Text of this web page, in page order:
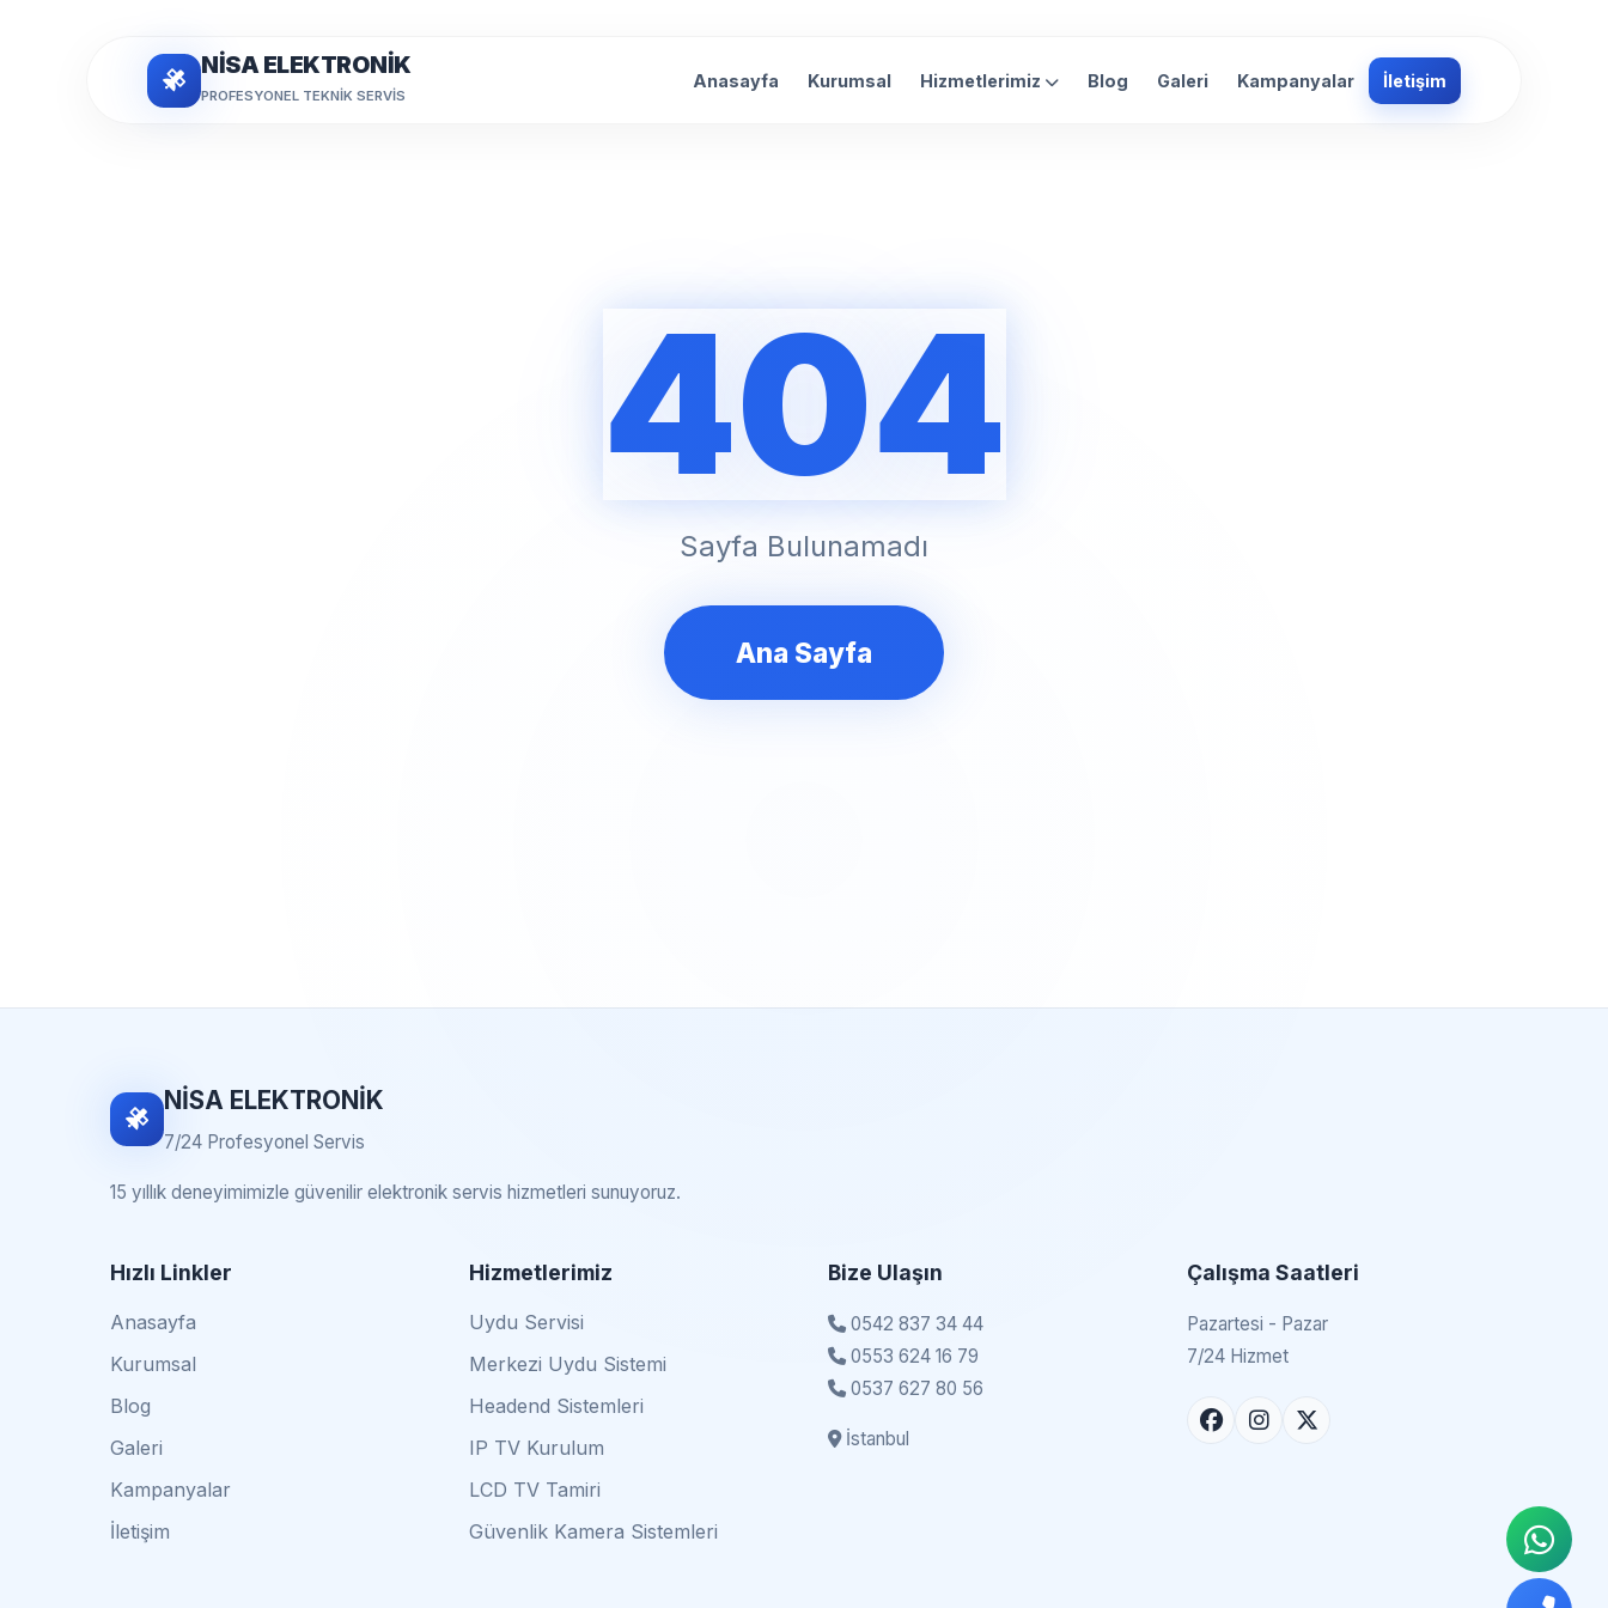
NİSA ELEKTRONİK
PROFESYONEL TEKNIK SERVIS
Anasayfa Kurumsal Hizmetlerimiz Blog Galeri Kampanyalar İletişim
404
Sayfa Bulunamadı
Ana Sayfa
NİSA ELEKTRONİK
7/24 Profesyonel Servis
15 yıllık deneyimimizle güvenilir elektronik servis hizmetleri sunuyoruz.
Hızlı Linkler
Anasayfa
Kurumsal
Blog
Galeri
Kampanyalar
İletişim
Hizmetlerimiz
Uydu Servisi
Merkezi Uydu Sistemi
Headend Sistemleri
IP TV Kurulum
LCD TV Tamiri
Güvenlik Kamera Sistemleri
Bize Ulaşın
0542 837 34 44
0553 624 16 79
0537 627 80 56
İstanbul
Çalışma Saatleri
Pazartesi - Pazar
7/24 Hizmet